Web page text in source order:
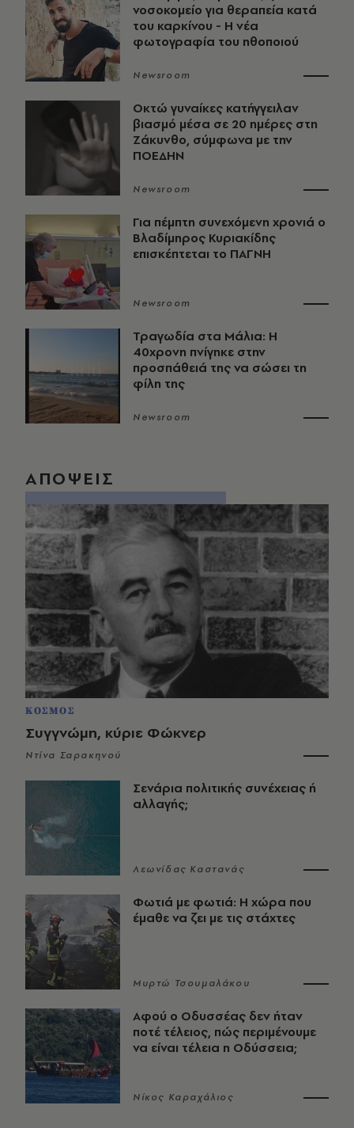
νοσοκομείο για θεραπεία κατά
του καρκίνου - Η νέα
φωτογραφία του ηθοποιού
Newsroom
Οκτώ γυναίκες κατήγγειλαν
βιασμό μέσα σε 20 ημέρες στη
Ζάκυνθο, σύμφωνα με την
ΠΟΕΔΗΝ
Newsroom
Για πέμπτη συνεχόμενη χρονιά ο
Βλαδίμηρος Κυριακίδης
επισκέπτεται το ΠΑΓΝΗ
Newsroom
Τραγωδία στα Μάλια: Η
40χρονη πνίγηκε στην
προσπάθειά της να σώσει τη
φίλη της
Newsroom
ΑΠΟΨΕΙΣ
ΚΟΣΜΟΣ
Συγγνώμη, κύριε Φώκνερ
Ντίνα Σαρακηνού
Σενάρια πολιτικής συνέχειας ή
αλλαγής;
Λεωνίδας Καστανάς
Φωτιά με φωτιά: Η χώρα που
έμαθε να ζει με τις στάχτες
Μυρτώ Τσουμαλάκου
Αφού ο Οδυσσέας δεν ήταν
ποτέ τέλειος, πώς περιμένουμε
να είναι τέλεια η Οδύσσεια;
Νίκος Καραχάλιος